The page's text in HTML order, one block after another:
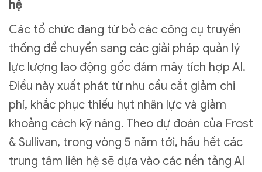
hệ
Các tổ chức đang từ bỏ các công cụ truyền
thống để chuyển sang các giải pháp quản lý
lực lượng lao động gốc đám mây tích hợp AI.
Điều này xuất phát từ nhu cầu cắt giảm chi
phí, khắc phục thiếu hụt nhân lực và giảm
khoảng cách kỹ năng. Theo dự đoán của Frost
& Sullivan, trong vòng 5 năm tới, hầu hết các
trung tâm liên hệ sẽ dựa vào các nền tảng AI